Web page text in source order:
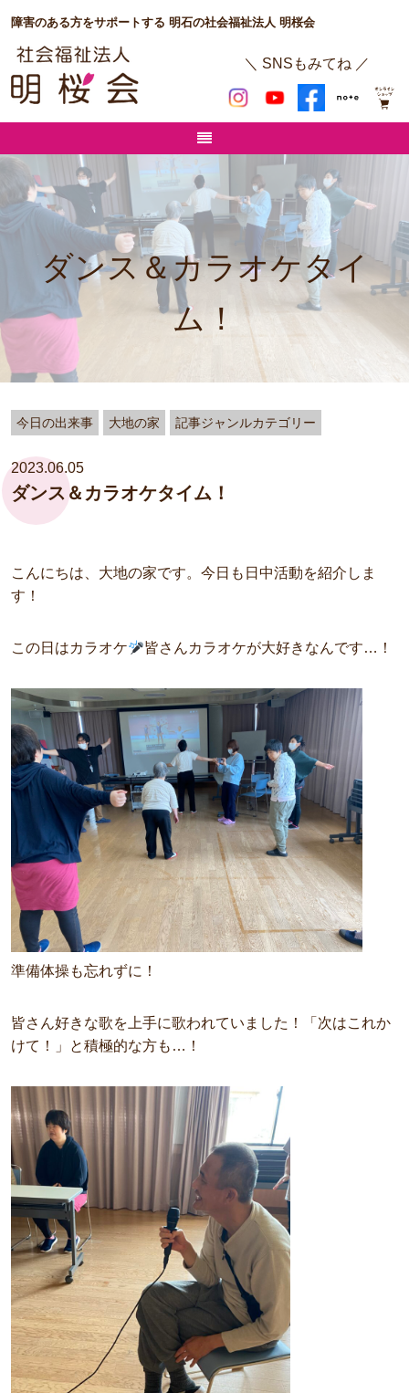
障害のある方をサポートする 明石の社会福祉法人 明桜会
＼ SNSもみてね ／
ダンス＆カラオケタイ
ム！
今日の出来事 大地の家 記事ジャンルカテゴリー
2023.06.05
ダンス＆カラオケタイム！
こんにちは、大地の家です。今日も日中活動を紹介しま
す！
この日はカラオケ 皆さんカラオケが大好きなんです…！
準備体操も忘れずに！
皆さん好きな歌を上手に歌われていました！「次はこれか
けて！」と積極的な方も…！